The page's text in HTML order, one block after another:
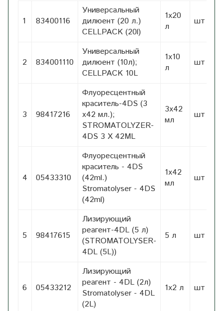
1 83400116
Универсальный
дилюент (20 л.)
CELLPACK (20l)
1х20
л
шт
2 834001110
Универсальный
дилюент (10л);
CELLPACK 10L
1х10
л
шт
3 98417216
Флуоресцентный
краситель-4DS (3
x42 мл.);
STROMATOLYZER-
4DS 3 X 42ML
3х42
мл
шт
4 05433310
Флуоресцентный
краситель - 4DS
(42ml.)
Stromatolyser - 4DS
(42ml)
1х42
мл
шт
5 98417615
Лизирующий
реагент-4DL (5 л)
(STROMATOLYSER-
4DL (5L))
5 л шт
6 05433212
Лизирующий
реагент - 4DL (2л)
Stromatolyser - 4DL
(2L)
1х2 л шт